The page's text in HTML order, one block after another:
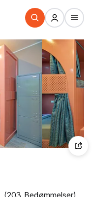
(203 Bedømmelser)